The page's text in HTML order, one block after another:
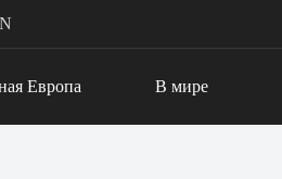
Европа В мире